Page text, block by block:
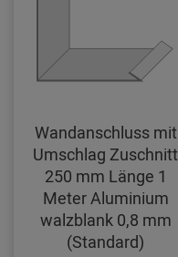
Wandanschluss mit
Umschlag Zuschnitt
250 mm Länge 1
Meter Aluminium
walzblank 0,8 mm
(Standard)